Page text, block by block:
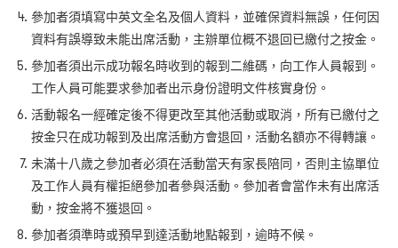
參加者須填寫中英文全名及個人資料，並確保資料無誤，任何因
資料有誤導致未能出席活動，主辦單位概不退回已繳付之按金。
參加者須出示成功報名時收到的報到二維碼，向工作人員報到。
工作人員可能要求參加者出示身份證明文件核實身份。
活動報名一經確定後不得更改至其他活動或取消，所有已繳付之
按金只在成功報到及出席活動方會退回，活動名額亦不得轉讓。
未滿十八歲之參加者必須在活動當天有家長陪同，否則主協單位
及工作人員有權拒絕參加者參與活動。參加者會當作未有出席活
動，按金將不獲退回。
參加者須準時或預早到達活動地點報到，逾時不候。